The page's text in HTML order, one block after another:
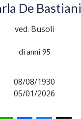
De Bastiani
ved. Busoli
di anni 95
08/08/1930
05/01/2026